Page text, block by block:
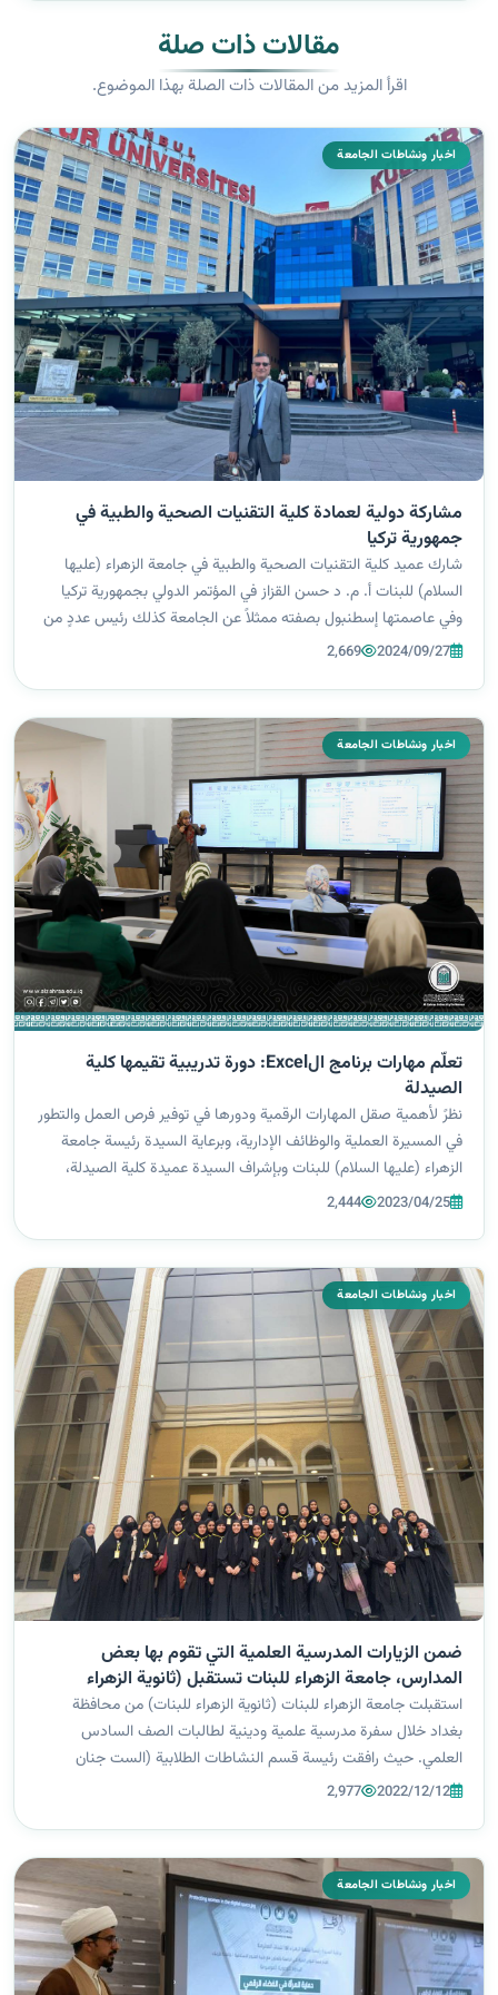
مقالات ذات صلة
اقرأ المزيد من المقالات ذات الصلة بهذا الموضوع.
اخبار ونشاطات الجامعة
مشاركة دولية لعمادة كلية التقنيات الصحية والطبية في
جمهورية تركيا
شارك عميد كلية التقنيات الصحية والطبية في جامعة الزهراء (عليها
السلام) للبنات أ. م. د حسن القزاز في المؤتمر الدولي بجمهورية تركيا
وفي عاصمتها إسطنبول بصفته ممثلاً عن الجامعة كذلك رئيس عددٍ من
2024/09/27
2,669
اخبار ونشاطات الجامعة
تعلّم مهارات برنامج الExcel: دورة تدريبية تقيمها كلية
الصيدلة
نظرً لأهمية صقل المهارات الرقمية ودورها في توفير فرص العمل والتطور
في المسيرة العملية والوظائف الإدارية، وبرعاية السيدة رئيسة جامعة
الزهراء (عليها السلام) للبنات وبإشراف السيدة عميدة كلية الصيدلة،
أقامت كلية الصيدلة دورة تدريبية بعنوان (تعلم مهارات برنامج الEx...
2023/04/25
2,444
اخبار ونشاطات الجامعة
ضمن الزيارات المدرسية العلمية التي تقوم بها بعض
المدارس، جامعة الزهراء للبنات تستقبل (ثانوية الزهراء
للبنات) خلال سفرة مدرسية.
استقبلت جامعة الزهراء للبنات (ثانوية الزهراء للبنات) من محافظة
بغداد خلال سفرة مدرسية علمية ودينية لطالبات الصف السادس
العلمي. حيث رافقت رئيسة قسم النشاطات الطلابية (الست جنان
الوزني)الكوادر التدريسية والطالبات بجولة في أروقة الجامعة ومختبراتها
2022/12/12
2,977
اخبار ونشاطات الجامعة